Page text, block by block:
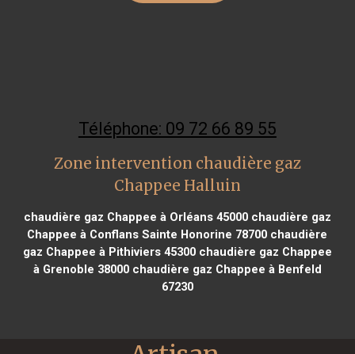
Téléphone: 09 72 66 89 55
Zone intervention chaudière gaz
Chappee Halluin
chaudière gaz Chappee à Orléans 45000chaudière gaz
Chappee à Conflans Sainte Honorine 78700 chaudière
gaz Chappee à Pithiviers 45300chaudière gaz Chappee
à Grenoble 38000chaudière gaz Chappee à Benfeld
67230